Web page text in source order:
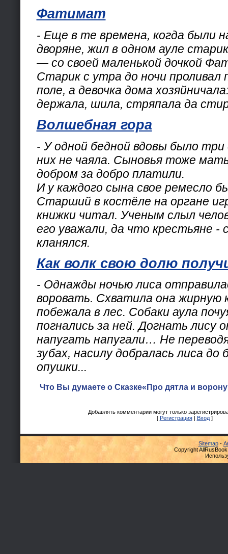
Фатимат
- Еще в те времена, когда были
дворяне, жил в одном ауле
— со своей маленькой дочкой
Старик с утра до ночи проливал
поле, а девочка дома
держала, шила, стряпала да
Волшебная гора
- У одной бедной вдовы было
них не чаяла. Сыновья тоже
добром за добро платили.
И у каждого сына свое ремесло
Старший в костёле на органе
книжки читал. Ученым слыл
его уважали, да что крестьяне -
кланялся.
Как волк свою долю
- Однажды ночью лиса
воровать. Схватила она жирную
побежала в лес. Собаки аула
погнались за ней. Догнать лису
напугать напугали… Не
зубах, насилу добралась лиса
опушки...
Что Вы думаете о Сказке«Про дятла и
Добавлять комментарии могут только
[ Регистрация| Вход]
Sitemap-
Copyright